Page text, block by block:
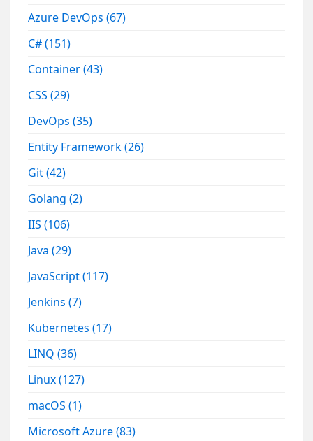
Azure DevOps(67)
C#(151)
Container(43)
CSS(29)
DevOps(35)
Entity Framework(26)
Git(42)
Golang(2)
IIS(106)
Java(29)
JavaScript(117)
Jenkins(7)
Kubernetes(17)
LINQ(36)
Linux(127)
macOS(1)
Microsoft Azure(83)